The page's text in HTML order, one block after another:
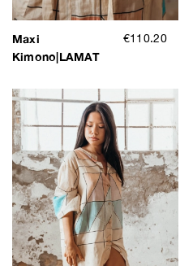
Maxi
Kimono|LAMAT
€110.20